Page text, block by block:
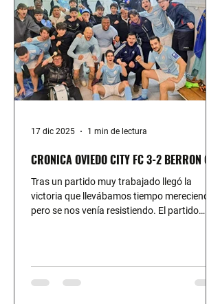
deportiv
CRONICA OVIEDO CITY FC 3-2 BERRON CF
Tras un partido muy trabajado llegó la
victoria que llevábamos tiempo mereciendo
pero se nos venía resistiendo. El partido
asistencia de Yiye para hacer el 1-0 En el
minuto 15 lllegó una jugada confusa en
17 dic 2025 1 min de lectura